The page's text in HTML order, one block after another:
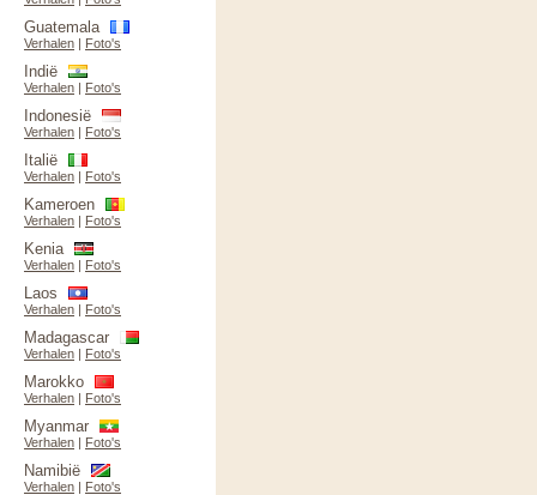
Guatemala
Verhalen | Foto's
Indië
Verhalen | Foto's
Indonesië
Verhalen | Foto's
Italië
Verhalen | Foto's
Kameroen
Verhalen | Foto's
Kenia
Verhalen | Foto's
Laos
Verhalen | Foto's
Madagascar
Verhalen | Foto's
Marokko
Verhalen | Foto's
Myanmar
Verhalen | Foto's
Namibië
Verhalen | Foto's